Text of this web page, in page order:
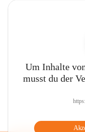
Um Inhalte
musst du der